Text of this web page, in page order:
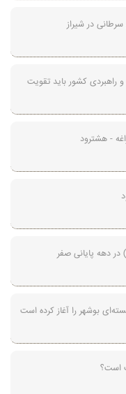
در شیراز
کشور باید تقویت
پایانی صفر
بوشهر را آغاز کرده است